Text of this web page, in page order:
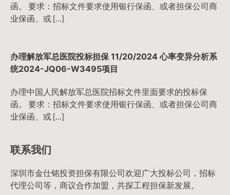
函。 要求：招标文件要求使用银行保函、或者担保公司商
业保函、或 […]
办理解放军总医院投标担保 11/20/2024 心率变异分析系
统2024-JQ06-W3495项目
办理中国人民解放军总医院招标文件里面要求的投标保
函。 要求：招标文件要求使用银行保函、或者担保公司商
业保函、或 […]
联系我们
深圳市金仕铭投资担保有限公司欢迎广大投标公司，招标
代理公司等，商议合作加盟，共探工程担保新发展。